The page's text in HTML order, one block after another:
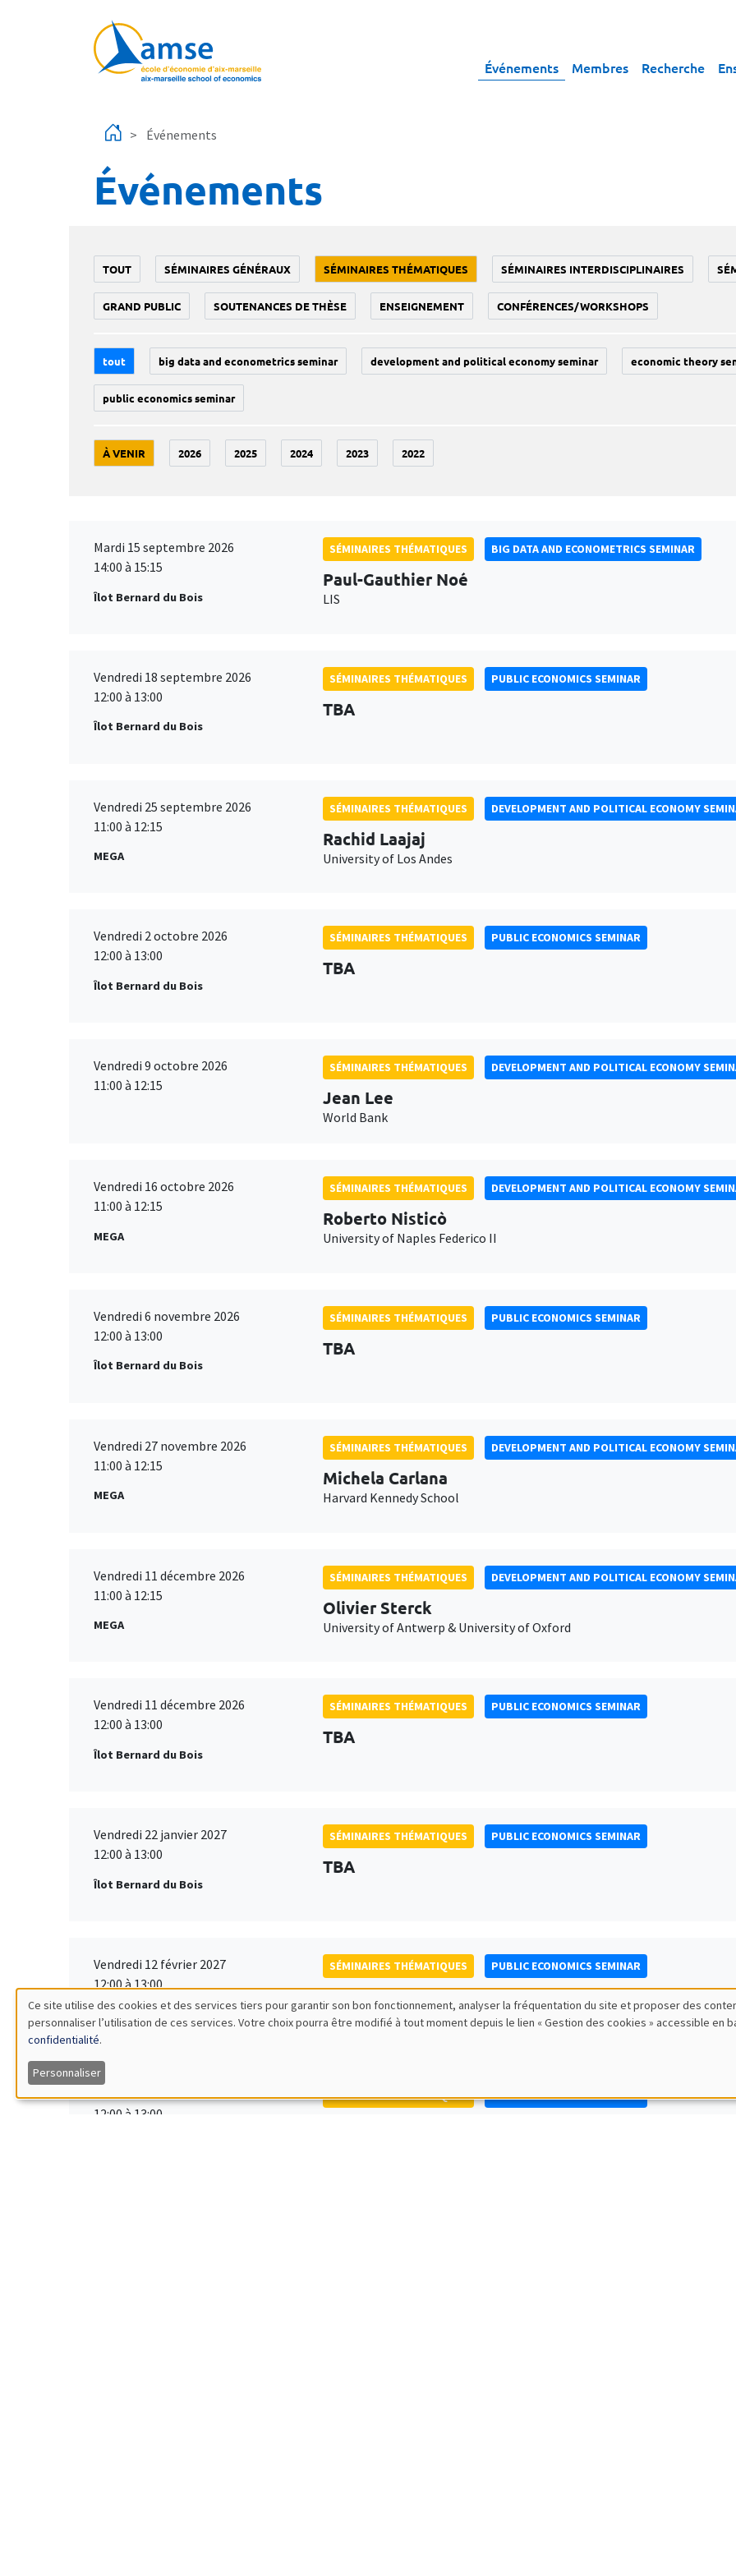
Événements Membres Recherche
Événements
Événements
TOUT SÉMINAIRES GÉNÉRAUX SÉMINAIRES THÉMATIQUES SÉMINAIRES INTERDISCIPLINAIRES
GRAND PUBLIC SOUTENANCES DE THÈSE ENSEIGNEMENT CONFÉRENCES/WORKSHOPS
tout big data and econometrics seminar development and political economy seminar economic theory
public economics seminar
À VENIR 2026 2025 2024 2023 2022
Mardi 15 septembre 2026
14:00 à 15:15
Îlot Bernard du Bois
SÉMINAIRES THÉMATIQUES BIG DATA AND ECONOMETRICS SEMINAR
Paul-Gauthier Noé
LIS
Vendredi 18 septembre 2026
12:00 à 13:00
Îlot Bernard du Bois
SÉMINAIRES THÉMATIQUES PUBLIC ECONOMICS SEMINAR
TBA
Vendredi 25 septembre 2026
11:00 à 12:15
MEGA
SÉMINAIRES THÉMATIQUES DEVELOPMENT AND POLITICAL ECONOMY
Rachid Laajaj
University of Los Andes
Vendredi 2 octobre 2026
12:00 à 13:00
Îlot Bernard du Bois
SÉMINAIRES THÉMATIQUES PUBLIC ECONOMICS SEMINAR
TBA
Vendredi 9 octobre 2026
11:00 à 12:15
SÉMINAIRES THÉMATIQUES DEVELOPMENT AND POLITICAL ECONOMY
Jean Lee
World Bank
Vendredi 16 octobre 2026
11:00 à 12:15
MEGA
SÉMINAIRES THÉMATIQUES DEVELOPMENT AND POLITICAL ECONOMY
Roberto Nisticò
University of Naples Federico II
Vendredi 6 novembre 2026
12:00 à 13:00
Îlot Bernard du Bois
SÉMINAIRES THÉMATIQUES PUBLIC ECONOMICS SEMINAR
TBA
Vendredi 27 novembre 2026
11:00 à 12:15
MEGA
SÉMINAIRES THÉMATIQUES DEVELOPMENT AND POLITICAL ECONOMY
Michela Carlana
Harvard Kennedy School
Vendredi 11 décembre 2026
11:00 à 12:15
MEGA
SÉMINAIRES THÉMATIQUES DEVELOPMENT AND POLITICAL ECONOMY
Olivier Sterck
University of Antwerp & University of Oxford
Vendredi 11 décembre 2026
12:00 à 13:00
Îlot Bernard du Bois
SÉMINAIRES THÉMATIQUES PUBLIC ECONOMICS SEMINAR
TBA
Vendredi 22 janvier 2027
12:00 à 13:00
Îlot Bernard du Bois
SÉMINAIRES THÉMATIQUES PUBLIC ECONOMICS SEMINAR
TBA
Vendredi 12 février 2027
12:00 à 13:00
Îlot Bernard du Bois
SÉMINAIRES THÉMATIQUES PUBLIC ECONOMICS SEMINAR
TBA
Vendredi 19 mars 2027
12:00 à 13:00
SÉMINAIRES THÉMATIQUES PUBLIC ECONOMICS SEMINAR
Utilisation
des
données
Ce site utilise des cookies et des services tiers pour garantir son bon fonctionnement, analyser la fréquentation du site et proposer des
personnaliser l’utilisation de ces services. Votre choix pourra être modifié à tout moment depuis le lien « Gestion des cookies » accessible en
confidentialité.
Personnaliser